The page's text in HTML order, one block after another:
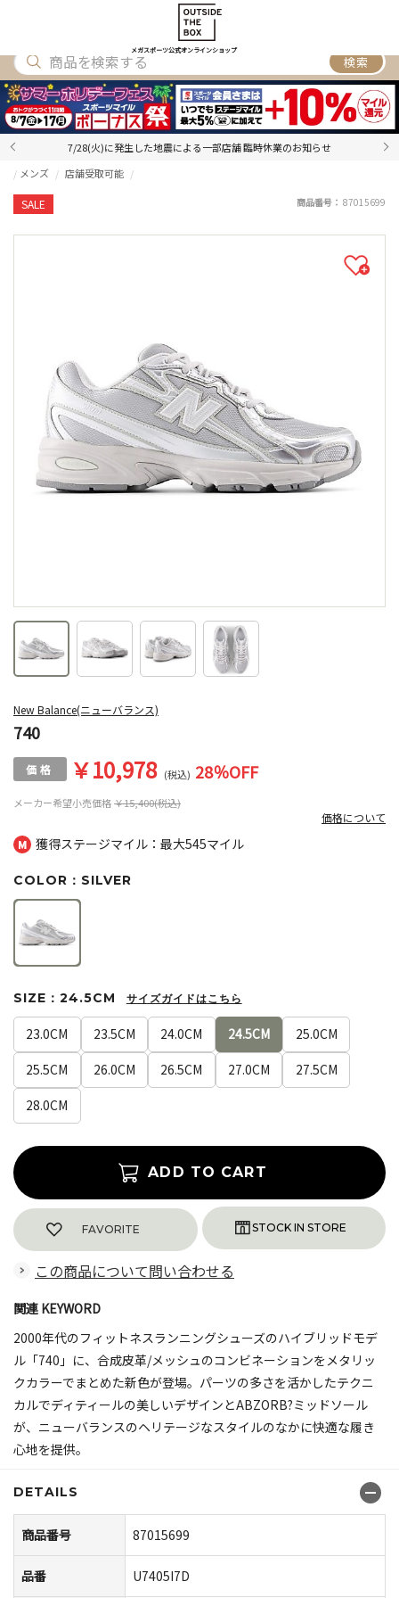
メガスポーツ公式オンラインショップ
ACCESSORY
検索
7/28(火)に発生した地震による一部店舗 臨時休業のお知らせ
獲得ステージマイル：最大545マイル
New Balance(ニューバランス)
740
SALE
メンズ 店舗受取可能
メーカー希望小売価格￥15,400(税込)
￥10,978 (税込) 28％OFF
価格について
商品番号： 87015699
COLOR：SILVER
23.0CM 23.5CM 24.0CM 24.5CM
25.0CM
25.5CM
26.0CM 26.5CM 27.0CM
27.5CM
28.0CM
SIZE：24.5CM サイズガイドはこちら
FAVORITE
この商品について問い合わせる
関連 KEYWORD
2000年代のフィットネスランニングシューズのハイブリッドモデ
ル「740」に、合成皮革/メッシュのコンビネーションをメタリッ
クカラーでまとめた新色が登場。パーツの多さを活かしたテクニ
カルでディティールの美しいデザインとABZORB?ミッドソール
が、ニューバランスのヘリテージなスタイルのなかに快適な履き
心地を提供。
DETAILS
商品番号 87015699
品番 U7405I7D